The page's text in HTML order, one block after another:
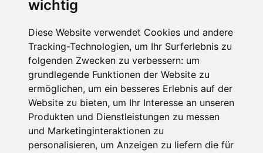
wichtig
Diese Website verwendet Cookies und andere
Tracking-Technologien, um Ihr Surferlebnis zu
folgenden Zwecken zu verbessern: um
grundlegende Funktionen der Website zu
ermöglichen, um ein besseres Erlebnis auf der
Website zu bieten, um Ihr Interesse an unseren
Produkten und Dienstleistungen zu messen
und Marketinginteraktionen zu
personalisieren, um Anzeigen zu liefern die für
SCHNEEHÖHEN SKI APP
Die Schneehoehen Ski APP für iOS und Android - Ein
Muss für alle Wintersportler und Schneefreaks!